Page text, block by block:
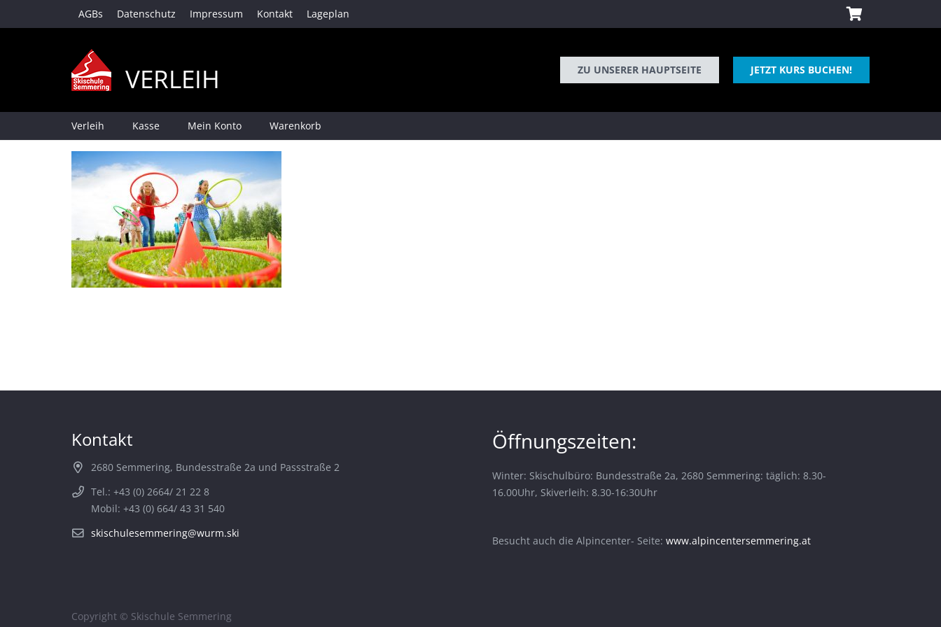
AGBs Datenschutz Impressum Kontakt Lageplan
VERLEIH ZU UNSERER HAUPTSEITE JETZT KURS BUCHEN!
Verleih Kasse Mein Konto Warenkorb
Kontakt
2680 Semmering, Bundesstraße 2a und Passstraße 2
Tel.: +43 (0) 2664/ 21 22 8
Mobil: +43 (0) 664/ 43 31 540
skischulesemmering@wurm.ski
Öffnungszeiten:
Winter: Skischulbüro: Bundesstraße 2a, 2680 Semmering: täglich: 8.30-
16.00Uhr, Skiverleih: 8.30-16:30Uhr
Besucht auch die Alpincenter- Seite: www.alpincentersemmering.at
Copyright © Skischule Semmering